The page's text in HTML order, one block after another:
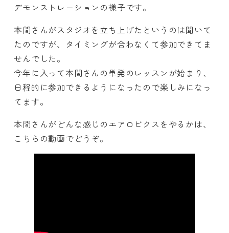
デモンストレーションの様子です。
本間さんがスタジオを立ち上げたというのは聞いて
たのですが、タイミングが合わなくて参加できてま
せんでした。
今年に入って本間さんの単発のレッスンが始まり、
日程的に参加できるようになったので楽しみになっ
てます。
本間さんがどんな感じのエアロビクスをやるかは、
こちらの動画でどうぞ。